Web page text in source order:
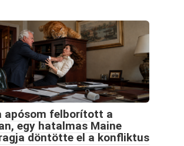
apósom felborított a
egy hatalmas Maine
döntötte el a konfliktus